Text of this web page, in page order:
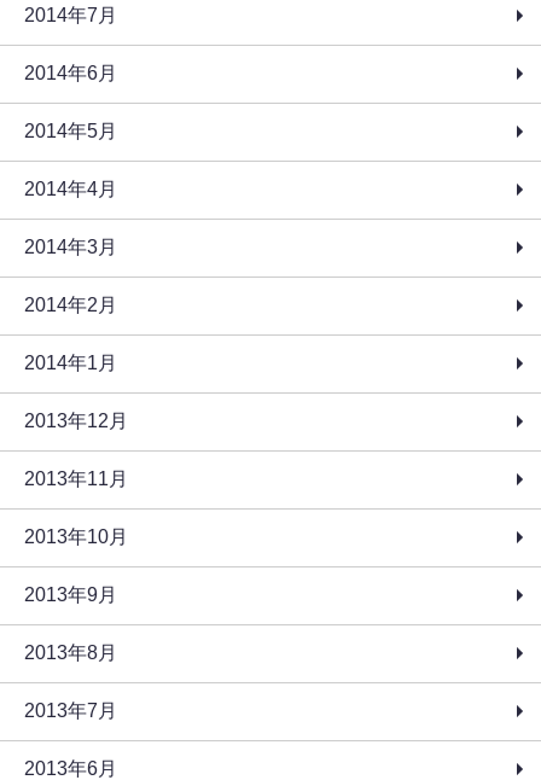
2014年7月
2014年6月
2014年5月
2014年4月
2014年3月
2014年2月
2014年1月
2013年12月
2013年11月
2013年10月
2013年9月
2013年8月
2013年7月
2013年6月